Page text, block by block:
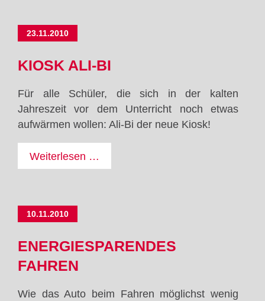
23.11.2010
KIOSK ALI-BI
Für alle Schüler, die sich in der kalten
Jahreszeit vor dem Unterricht noch etwas
aufwärmen wollen: Ali-Bi der neue Kiosk!
Weiterlesen …
Ali-
10.11.2010
ENERGIESPARENDES
FAHREN
Wie das Auto beim Fahren möglichst wenig